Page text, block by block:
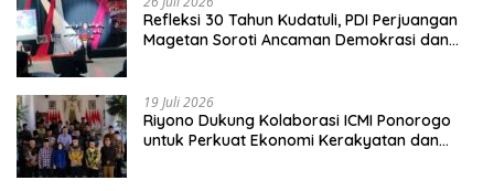
Refleksi 30 Tahun Kudatuli, PDI Perjuangan
Magetan Soroti Ancaman Demokrasi dan
19 Juli 2026
Riyono Dukung Kolaborasi ICMI Ponorogo
untuk Perkuat Ekonomi Kerakyatan dan